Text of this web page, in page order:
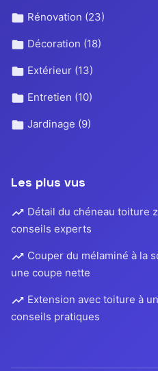
Rénovation (23)
Décoration (18)
Extérieur (13)
Entretien (10)
Jardinage (9)
Les plus vus
Détail du chéneau toiture
conseils experts
Couper du mélaminé à la
une coupe nette
Extension avec toiture à
conseils pratiques